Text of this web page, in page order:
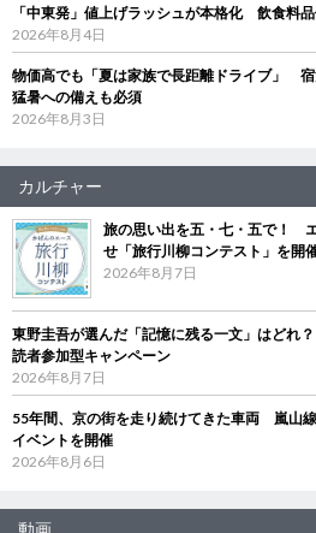
「中東発」値上げラッシュが本格化 飲食料
2026年8月4日
物価高でも「夏は家族で長距離ドライブ」 宿
猛暑への備えも必須
2026年8月3日
カルチャー
旅の思い出を五・七・五で！
せ「旅行川柳コンテスト」を開
2026年8月7日
東野圭吾が選んだ「記憶に残る一文」はどれ
読者参加型キャンペーン
2026年8月7日
55年間、京の街を走り続けてきた車両 嵐山
イベントを開催
2026年8月6日
動画